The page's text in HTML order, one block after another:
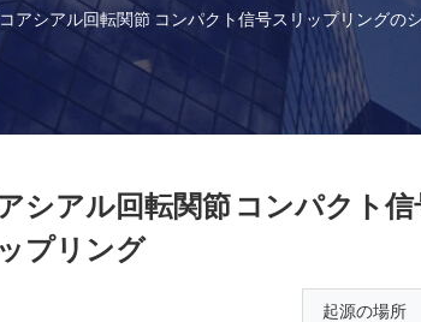
コアシアル回転関節 コンパクト信号スリップリングの
アシアル回転関節 コンパク
プリング
起源の場所